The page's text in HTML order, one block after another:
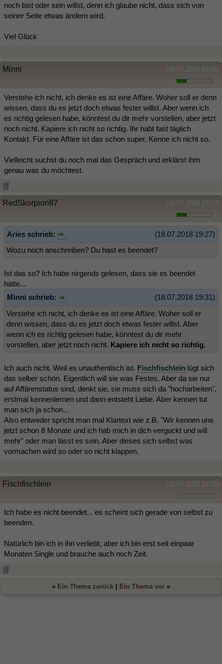
noch bist oder sein willst, denn ich glaube nicht, dass sich von
seiner Seite etwas ändern wird.
Viel Glück
(18.07.2018 19:31)
Minni
Verstehe ich nicht, ich denke es ist eine Affäre. Woher soll er denn
wissen, dass du es jetzt doch etwas fester willst. Aber wenn ich
es richtig gelesen habe, könntest du dir mehr vorstellen, aber jetzt
noch nicht. Kapiere ich nicht so richtig. Ihr habt fast täglich
Kontakt. Für eine Affäre ist das schon super. Kenne ich nicht so.
Vielleicht suchst du noch mal das Gespräch und erklärst ihm
genau was du möchtest.
(18.07.2018 19:37)
RedSkorpion87
(18.07.2018 19:27)
Aries schrieb:
Wozu noch anschreiben? Du hast es beendet?
Ist das so? Ich habe nirgends gelesen, dass sie es beendet
hätte...
(18.07.2018 19:31)
Minni schrieb:
Verstehe ich nicht, ich denke es ist eine Affäre. Woher soll er
denn wissen, dass du es jetzt doch etwas fester willst. Aber
wenn ich es richtig gelesen habe, könntest du dir mehr
vorstellen, aber jetzt noch nicht. Kapiere ich nicht so richtig.
Ich auch nicht. Weil es unauthentisch ist. Fischfischlein lügt sich
das selber schön. Eigentlich will sie was Festes. Aber da sie nur
auf Affärenstatus sind, denkt sie, sie muss sich da "hocharbeiten",
erstmal kennenlernen und dann entsteht Liebe. Aber kennen tut
man sich ja schon...
Also entweder spricht man mal Klartext wie z.B. "Wir kennen uns
jetzt schon 8 Monate und ich hab mich in dich verguckt und will
mehr" oder man lässt es sein. Aber dieses sich selbst was
vormachen wird so oder so nicht klappen.
(18.07.2018 19:39)
Fischfischlein
Ich habe es nicht beendet... es scheint sich gerade von selbst zu
beenden.
Natürlich bin ich in ihn verliebt, aber ich bin erst seit einpaar
Monaten Single und brauche auch noch Zeit.
« Ein Thema zurück Ein Thema vor »